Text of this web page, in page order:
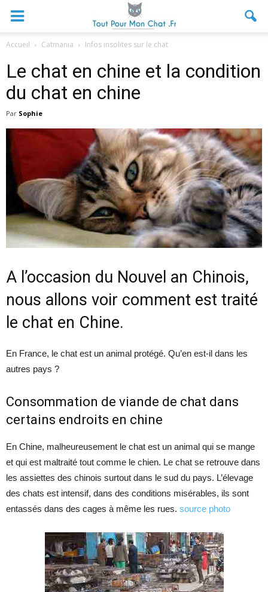
Accueil Catmania Infos insolites sur le chat
Le chat en chine et la condition
du chat en chine
Par Sophie
A l’occasion du Nouvel an Chinois,
nous allons voir comment est traité
le chat en Chine.
En France, le chat est un animal protégé. Qu’en est-il dans les
autres pays ?
Consommation de viande de chat dans
certains endroits en chine
En Chine, malheureusement le chat est un animal qui se mange
et qui est maltraité tout comme le chien. Le chat se retrouve dans
les assiettes des chinois surtout dans le sud du pays. L’élevage
des chats est intensif, dans des conditions misérables, ils sont
entassés dans des cages à même les rues. source photo